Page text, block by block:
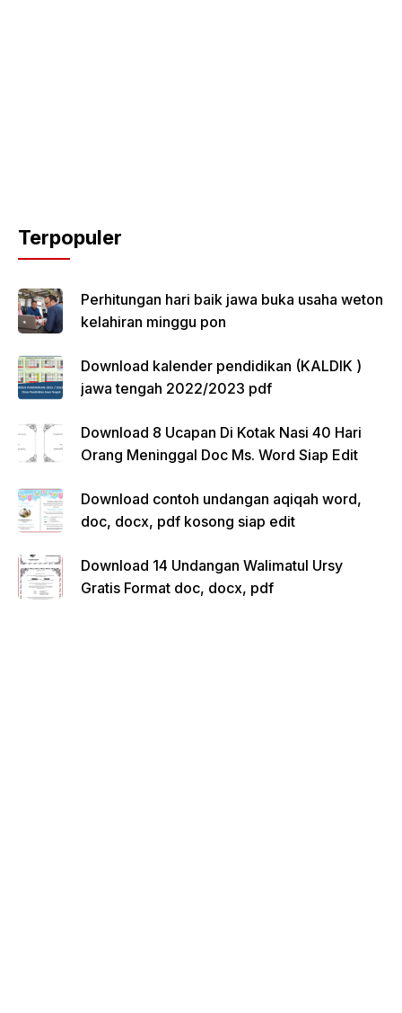
Terpopuler
Perhitungan hari baik jawa buka usaha weton
kelahiran minggu pon
Download kalender pendidikan (KALDIK )
jawa tengah 2022/2023 pdf
Download 8 Ucapan Di Kotak Nasi 40 Hari
Orang Meninggal Doc Ms. Word Siap Edit
Download contoh undangan aqiqah word,
doc, docx, pdf kosong siap edit
Download 14 Undangan Walimatul Ursy
Gratis Format doc, docx, pdf